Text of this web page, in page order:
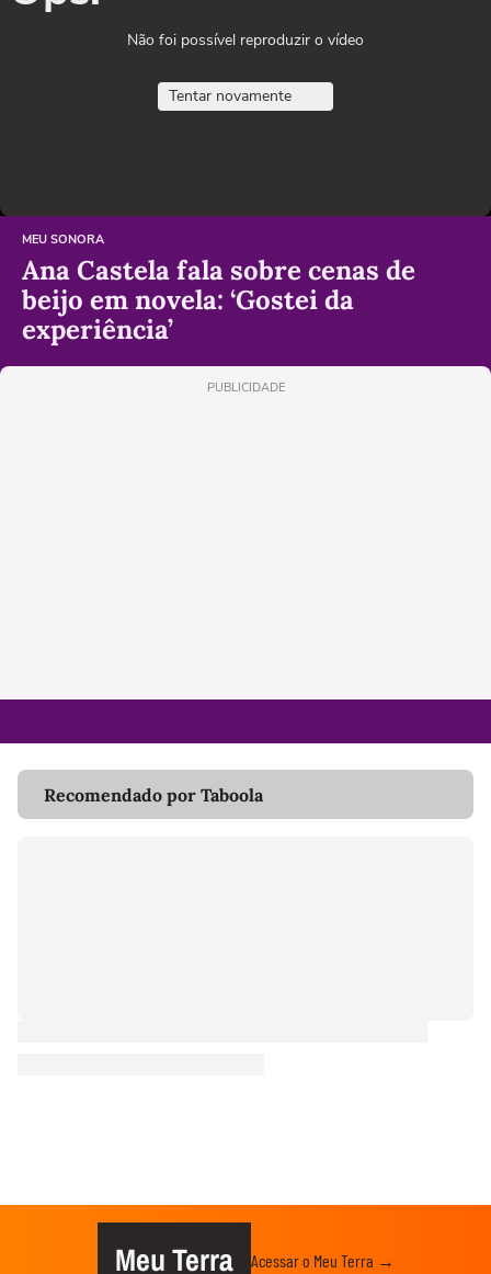
Não foi possível reproduzir o vídeo
Tentar novamente
MEU SONORA
Ana Castela fala sobre cenas de
beijo em novela: ‘Gostei da
experiência’
PUBLICIDADE
Recomendado por Taboola
Meu Terra Acessar o Meu Terra →